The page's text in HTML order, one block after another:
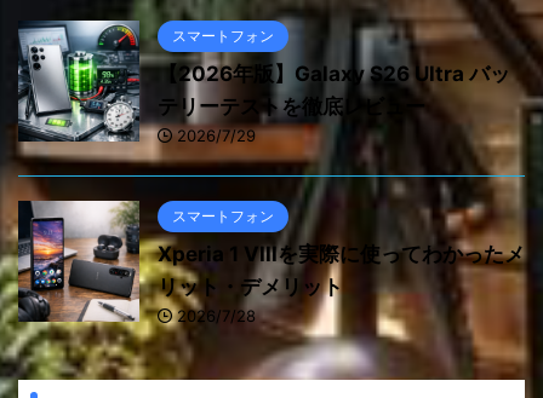
スマートフォン
【2026年版】Galaxy S26 Ultra バッ
テリーテストを徹底レビュー
2026/7/29
スマートフォン
Xperia 1 VIIIを実際に使ってわかったメ
リット・デメリット
2026/7/28